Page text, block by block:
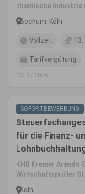
chemische Industrie
Bochum, Köln
Vollzeit
Tarifvergütung
30.07.2026
SOFORTBEWERBUNG
für die Finanz-
KHB Kremer Arends
Wirtschaftsprüfer
Köln